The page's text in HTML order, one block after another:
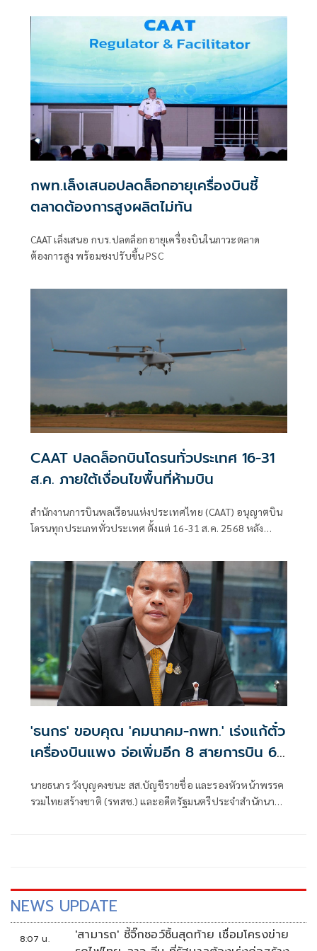
ซื้อตั๋วก่อนวันเดินทาง ย้ำคุ้มครองสิทธิผู้โดยสารตามข้อบังคับฯ
ฉบับที่ 101 หากเที่ยวบินยกเลิกหรือดีเลย์
กพท.เล็งเสนอปลดล็อกอายุเครื่องบินชี้
ตลาดต้องการสูงผลิตไม่ทัน
CAAT เล็งเสนอ กบร.ปลดล็อกอายุเครื่องบินในภาวะตลาด
ต้องการสูง พร้อมชงปรับขึ้น PSC
CAAT ปลดล็อกบินโดรนทั่วประเทศ 16-31
ส.ค. ภายใต้เงื่อนไขพื้นที่ห้ามบิน
สำนักงานการบินพลเรือนแห่งประเทศไทย (CAAT) อนุญาตบิน
โดรนทุกประเภททั่วประเทศ ตั้งแต่ 16-31 ส.ค. 2568 หลัง
ห้ามบิน-แจ้งการบินล่วงหน้า
'ธนกร' ขอบคุณ 'คมนาคม-กพท.' เร่งแก้ตั๋ว
เครื่องบินแพง จ่อเพิ่มอีก 8 สายการบิน 60
นายธนกร วังบุญคงชนะ สส.บัญชีรายชื่อ และรองหัวหน้าพรรค
รวมไทยสร้างชาติ (รทสช.) และอดีตรัฐมนตรีประจำสำนักนา
NEWS UPDATE
8:07 น.
'สามารถ' ชี้จิ๊กซอว์ชิ้นสุดท้าย เชื่อมโครงข่าย